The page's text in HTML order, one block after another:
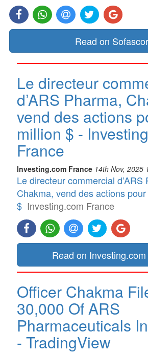
Read on
Le directeur
d’ARS Pharma,
vend des actions
million $ -
France
Investing.com France 14th Nov, 2025
Le directeur commercial d’ARS
Chakma, vend des actions
$ Investing.com France
Read on
Officer Chakma
30,000 Of ARS
Pharmaceuticals
- TradingView